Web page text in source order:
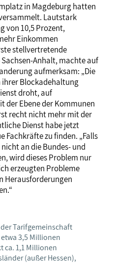
in Magdeburg hatten
Lautstark
von 10,5 Prozent,
Einkommen
stellvertretende
Anhalt, machte auf
aufmerksam: „Die
ihrer Blockadehaltung
droht, auf
der Ebene der Kommunen
recht nicht mehr mit der
Dienst habe jetzt
Fachkräfte zu finden. „Falls
an die Bundes- und
wird dieses Problem nur
erzeugten Probleme
Herausforderungen
Tarifgemeinschaft
3,5 Millionen
ca. 1,1 Millionen
(außer Hessen),